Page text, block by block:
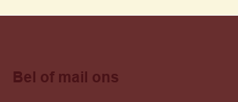
Bel of mail ons